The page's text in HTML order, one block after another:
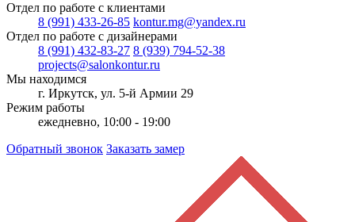
Отдел по работе с клиентами
8 (991) 433-26-85 kontur.mg@yandex.ru
Отдел по работе с дизайнерами
8 (991) 432-83-27 8 (939) 794-52-38
projects@salonkontur.ru
Мы находимся
г. Иркутск, ул. 5-й Армии 29
Режим работы
ежедневно, 10:00 - 19:00
Обратный звонок Заказать замер